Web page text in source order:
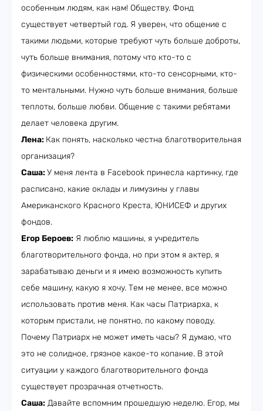
особенным людям, как нам! Обществу. Фонд
существует четвертый год. Я уверен, что общение с
такими людьми, которые требуют чуть больше доброты,
чуть больше внимания, потому что кто-то с
физическими особенностями, кто-то сенсорными, кто-
то ментальными. Нужно чуть больше внимания, больше
теплоты, больше любви. Общение с такими ребятами
делает человека другим.
Лена: Как понять, насколько честна благотворительная
организация?
Саша:У меня лента в Facebook принесла картинку, где
расписано, какие оклады и лимузины у главы
Американского Красного Креста, ЮНИСЕФ и других
фондов.
Егор Бероев: Я люблю машины, я учредитель
благотворительного фонда, но при этом я актер, я
зарабатываю деньги и я имею возможность купить
себе машину, какую я хочу. Тем не менее, все можно
использовать против меня. Как часы Патриарха, к
которым пристали, не понятно, по какому поводу.
Почему Патриарх не может иметь часы? Я думаю, что
это не солидное, грязное какое-то копание. В этой
ситуации у каждого благотворительного фонда
существует прозрачная отчетность.
Саша: Давайте вспомним прошедшую неделю. Егор, мы